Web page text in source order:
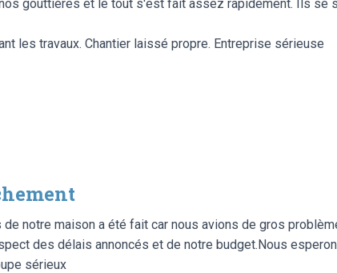
gouttières et le tout s'est fait assez rapidement. Ils se
les travaux. Chantier laissé propre. Entreprise sérieuse
notre maison a été fait car nous avions de gros
des délais annoncés et de notre budget.Nous
sérieux